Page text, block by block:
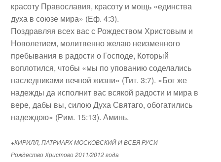
красоту Православия, красоту и мощь «единства
духа в союзе мира» (Еф. 4:3).
Поздравляя всех вас с Рождеством Христовым и
Новолетием, молитвенно желаю неизменного
пребывания в радости о Господе, Который
воплотился, чтобы «мы по упованию соделались
наследниками вечной жизни» (Тит. 3:7). «Бог же
надежды да исполнит вас всякой радости и мира в
вере, дабы вы, силою Духа Святаго, обогатились
надеждою» (Рим. 15:13). Аминь.
+КИРИЛЛ, ПАТРИАРХ МОСКОВСКИЙ И ВСЕЯ РУСИ
Рождество Христово 2011/2012 года